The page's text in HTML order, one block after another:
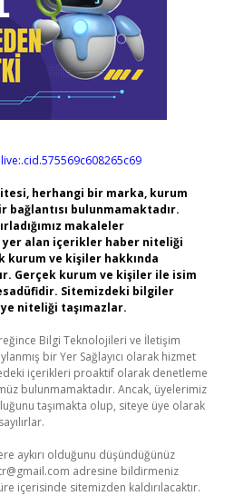
live:.cid.575569c608265c69
herhangi bir marka, kurum
bağlantısı bulunmamaktadır.
makaleler
yer alan içerikler haber niteliği
kurum ve kişiler hakkında
Gerçek kurum ve kişiler ile isim
Sitemizdeki bilgiler
niteliği taşımazlar.
Bilgi Teknolojileri ve İletişim
bir Yer Sağlayıcı olarak hizmet
içerikleri proaktif olarak denetleme
bulunmamaktadır. Ancak, üyelerimiz
taşımakta olup, siteye üye olarak
aykırı olduğunu düşündüğünüz
adresine bildirmeniz
içerisinde sitemizden kaldırılacaktır.